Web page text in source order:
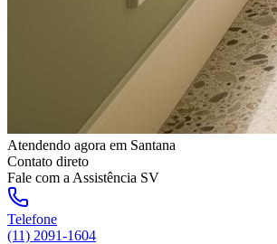
Atendendo agora em Santana
Contato direto
Fale com a Assistência SV
Telefone
(11) 2091-1604